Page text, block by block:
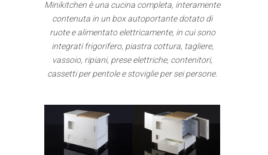
Minikitchen è una cucina completa, interamente
contenuta in un box autoportante dotato di
ruote e alimentato elettricamente, in cui sono
integrati frigorifero, piastra cottura, tagliere,
vassoio, ripiani, prese elettriche, contenitori,
cassetti per pentole e stoviglie per sei persone.